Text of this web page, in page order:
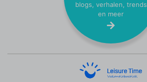
blogs, verhalen, trends
en meer